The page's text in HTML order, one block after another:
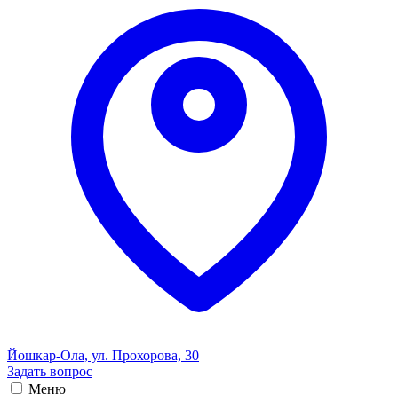
Йошкар-Ола, ул. Прохорова, 30
Задать вопрос
Меню